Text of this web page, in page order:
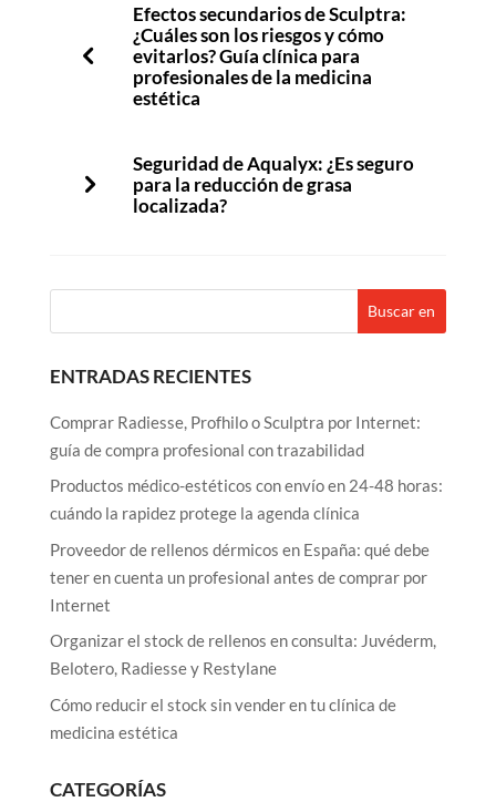
Efectos secundarios de Sculptra:
¿Cuáles son los riesgos y cómo
evitarlos? Guía clínica para
profesionales de la medicina
estética
Seguridad de Aqualyx: ¿Es seguro
para la reducción de grasa
localizada?
ENTRADAS RECIENTES
Comprar Radiesse, Profhilo o Sculptra por Internet:
guía de compra profesional con trazabilidad
Productos médico-estéticos con envío en 24-48 horas:
cuándo la rapidez protege la agenda clínica
Proveedor de rellenos dérmicos en España: qué debe
tener en cuenta un profesional antes de comprar por
Internet
Organizar el stock de rellenos en consulta: Juvéderm,
Belotero, Radiesse y Restylane
Cómo reducir el stock sin vender en tu clínica de
medicina estética
CATEGORÍAS